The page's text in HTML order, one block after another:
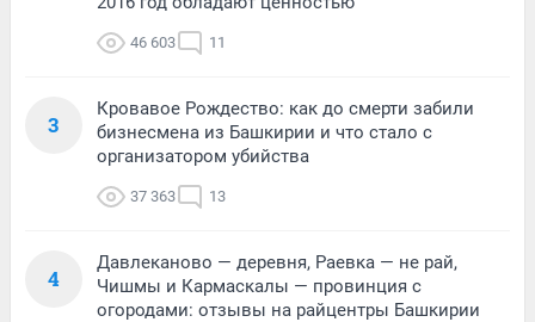
46 603 11
3
Кровавое Рождество: как до смерти забили
бизнесмена из Башкирии и что стало с
организатором убийства
37 363 13
4
Давлеканово — деревня, Раевка — не рай,
Чишмы и Кармаскалы — провинция с
огородами: отзывы на райцентры Башкирии